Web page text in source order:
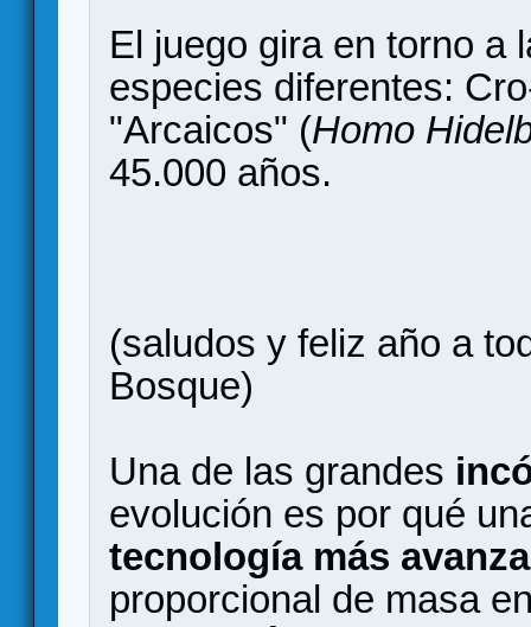
El juego gira en torno a
especies diferentes:
"Arcaicos" (Homo
45.000 años.
(saludos y feliz año a
Bosque)
Una de las grandes
evolución es por qué
tecnología más
proporcional de masa